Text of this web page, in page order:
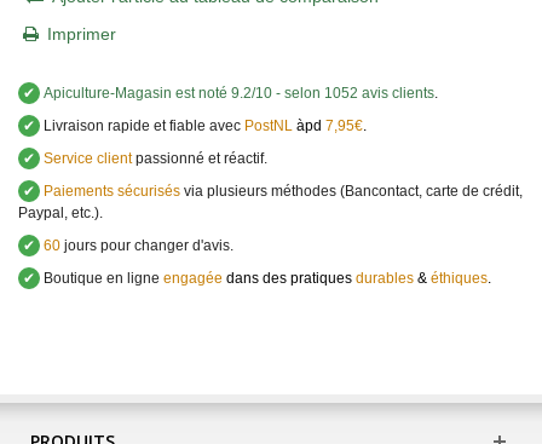
Imprimer
✔ Apiculture-Magasin est noté 9.2/10 - selon 1052 avis clients.
✔
Livraison rapide et fiable avec PostNL àpd 7,95€.
✔ Service clientpassionné et réactif.
✔
Paiements sécurisés via plusieurs méthodes (Bancontact, carte de crédit,
Paypal, etc.).
✔ 60 jours pour changer d'avis.
✔
Boutique en ligne engagée dans des pratiques durables & éthiques.